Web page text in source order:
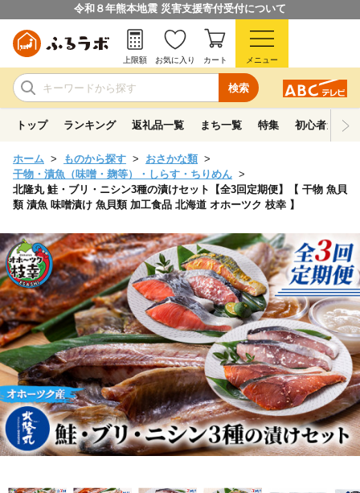
令和８年熊本地震 災害支援寄付受付について
検索
上限額 お気に入り カート メニュー
トップ ランキング 返礼品一覧 まち一覧 特集 初心者ガイド
ホーム ものから探す
おさかな類
干物・漬魚（味噌・麹等）・しらす・ちりめん
北隆丸 鮭・ブリ・ニシン3種の漬けセット【全3回定期便】【 干物 魚貝
類 漬魚 味噌漬け 魚貝類 加工食品 北海道 オホーツク 枝幸 】